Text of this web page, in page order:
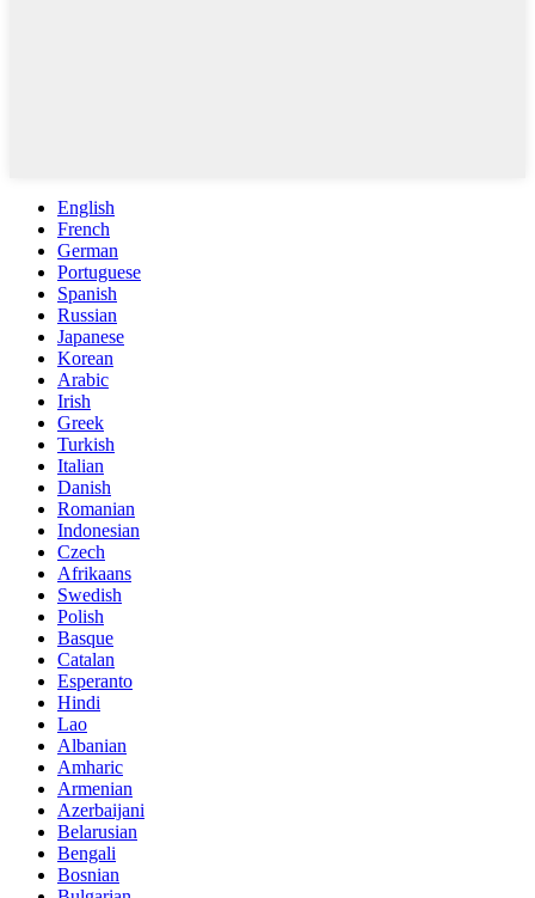
English
French
German
Portuguese
Spanish
Russian
Japanese
Korean
Arabic
Irish
Greek
Turkish
Italian
Danish
Romanian
Indonesian
Czech
Afrikaans
Swedish
Polish
Basque
Catalan
Esperanto
Hindi
Lao
Albanian
Amharic
Armenian
Azerbaijani
Belarusian
Bengali
Bosnian